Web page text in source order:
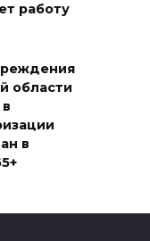
работу
области
в